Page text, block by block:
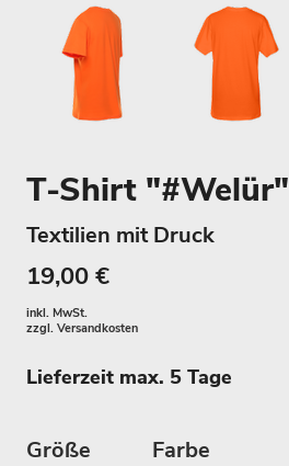
T-Shirt "#Welür"
Textilien mit Druck
19,00 €
inkl. MwSt.
zzgl. Versandkosten
Lieferzeit max. 5 Tage
Größe Farbe